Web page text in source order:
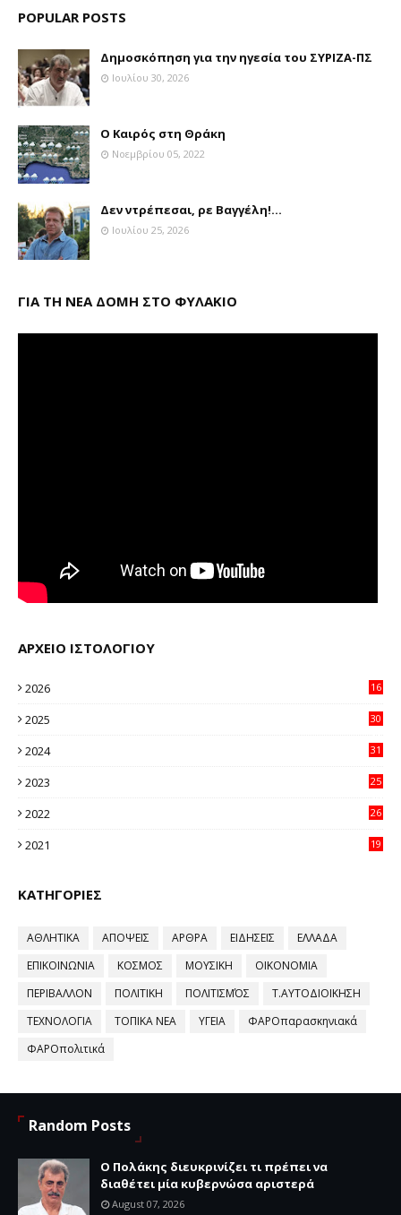
POPULAR POSTS
Δημοσκόπηση για την ηγεσία του ΣΥΡΙΖΑ-ΠΣ
Ιουλίου 30, 2026
Ο Καιρός στη Θράκη
Νοεμβρίου 05, 2022
Δεν ντρέπεσαι, ρε Βαγγέλη!...
Ιουλίου 25, 2026
ΓΙΑ ΤΗ ΝΕΑ ΔΟΜΗ ΣΤΟ ΦΥΛΑΚΙΟ
ΑΡΧΕΙΟ ΙΣΤΟΛΟΓΙΟΥ
2026
16
2025
30
2024
31
2023
25
2022
26
2021
19
ΚΑΤΗΓΟΡΙΕΣ
ΑΘΛΗΤΙΚΑ ΑΠΟΨΕΙΣ ΑΡΘΡΑ ΕΙΔΗΣΕΙΣ
ΕΛΛΑΔΑ
ΕΠΙΚΟΙΝΩΝΙΑ
ΚΟΣΜΟΣ ΜΟΥΣΙΚΗ
ΟΙΚΟΝΟΜΙΑ
ΠΕΡΙΒΑΛΛΟΝ
ΠΟΛΙΤΙΚΗ ΠΟΛΙΤΙΣΜΌΣ
Τ.ΑΥΤΟΔΙΟΙΚΗΣΗ
ΤΕΧΝΟΛΟΓΙΑ
ΤΟΠΙΚΑ ΝΕΑ ΥΓΕΙΑ
ΦΑΡΟπαρασκηνιακά
ΦΑΡΟπολιτικά
Random Posts
Ο Πολάκης διευκρινίζει τι πρέπει να
διαθέτει μία κυβερνώσα αριστερά
August 07, 2026